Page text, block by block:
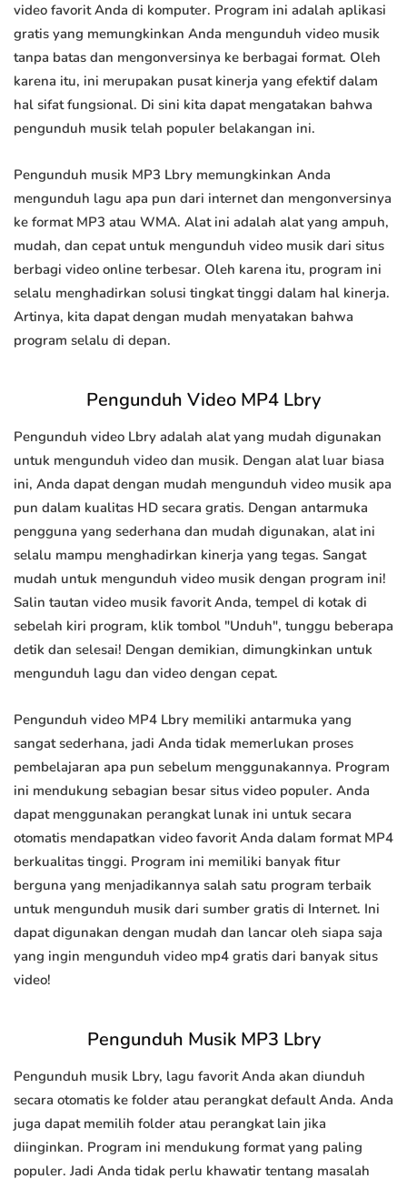
video favorit Anda di komputer. Program ini adalah aplikasi
gratis yang memungkinkan Anda mengunduh video musik
tanpa batas dan mengonversinya ke berbagai format. Oleh
karena itu, ini merupakan pusat kinerja yang efektif dalam
hal sifat fungsional. Di sini kita dapat mengatakan bahwa
pengunduh musik telah populer belakangan ini.
Pengunduh musik MP3 Lbry memungkinkan Anda
mengunduh lagu apa pun dari internet dan mengonversinya
ke format MP3 atau WMA. Alat ini adalah alat yang ampuh,
mudah, dan cepat untuk mengunduh video musik dari situs
berbagi video online terbesar. Oleh karena itu, program ini
selalu menghadirkan solusi tingkat tinggi dalam hal kinerja.
Artinya, kita dapat dengan mudah menyatakan bahwa
program selalu di depan.
Pengunduh Video MP4 Lbry
Pengunduh video Lbry adalah alat yang mudah digunakan
untuk mengunduh video dan musik. Dengan alat luar biasa
ini, Anda dapat dengan mudah mengunduh video musik apa
pun dalam kualitas HD secara gratis. Dengan antarmuka
pengguna yang sederhana dan mudah digunakan, alat ini
selalu mampu menghadirkan kinerja yang tegas. Sangat
mudah untuk mengunduh video musik dengan program ini!
Salin tautan video musik favorit Anda, tempel di kotak di
sebelah kiri program, klik tombol "Unduh", tunggu beberapa
detik dan selesai! Dengan demikian, dimungkinkan untuk
mengunduh lagu dan video dengan cepat.
Pengunduh video MP4 Lbry memiliki antarmuka yang
sangat sederhana, jadi Anda tidak memerlukan proses
pembelajaran apa pun sebelum menggunakannya. Program
ini mendukung sebagian besar situs video populer. Anda
dapat menggunakan perangkat lunak ini untuk secara
otomatis mendapatkan video favorit Anda dalam format MP4
berkualitas tinggi. Program ini memiliki banyak fitur
berguna yang menjadikannya salah satu program terbaik
untuk mengunduh musik dari sumber gratis di Internet. Ini
dapat digunakan dengan mudah dan lancar oleh siapa saja
yang ingin mengunduh video mp4 gratis dari banyak situs
video!
Pengunduh Musik MP3 Lbry
Pengunduh musik Lbry, lagu favorit Anda akan diunduh
secara otomatis ke folder atau perangkat default Anda. Anda
juga dapat memilih folder atau perangkat lain jika
diinginkan. Program ini mendukung format yang paling
populer. Jadi Anda tidak perlu khawatir tentang masalah